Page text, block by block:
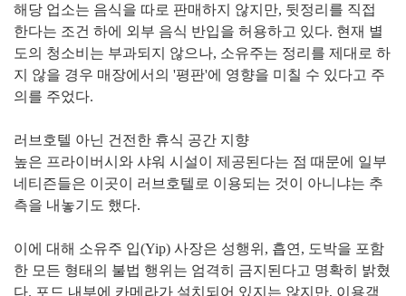
해당 업소는 음식을 따로 판매하지 않지만, 뒷정리를 직접
한다는 조건 하에 외부 음식 반입을 허용하고 있다. 현재 별
도의 청소비는 부과되지 않으나, 소유주는 정리를 제대로 하
지 않을 경우 매장에서의 '평판'에 영향을 미칠 수 있다고 주
의를 주었다.
러브호텔 아닌 건전한 휴식 공간 지향
높은 프라이버시와 샤워 시설이 제공된다는 점 때문에 일부
네티즌들은 이곳이 러브호텔로 이용되는 것이 아니냐는 추
측을 내놓기도 했다.
이에 대해 소유주 입(Yip) 사장은 성행위, 흡연, 도박을 포함
한 모든 형태의 불법 행위는 엄격히 금지된다고 명확히 밝혔
다. 포드 내부에 카메라가 설치되어 있지는 않지만, 이용객